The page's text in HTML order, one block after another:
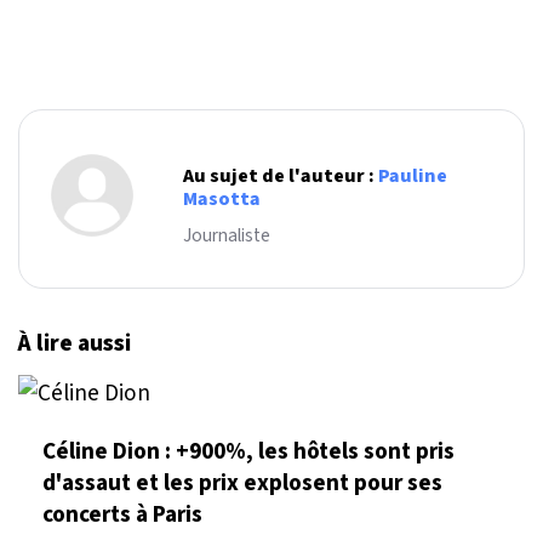
Au sujet de l'auteur : Pauline
Masotta
Journaliste
À lire aussi
Céline Dion : +900%, les hôtels sont pris
d'assaut et les prix explosent pour ses
concerts à Paris